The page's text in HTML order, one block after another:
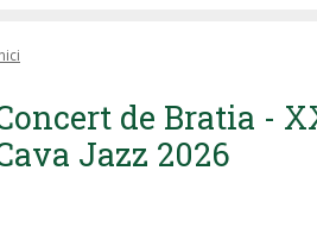
de Bratia -
Jazz 2026